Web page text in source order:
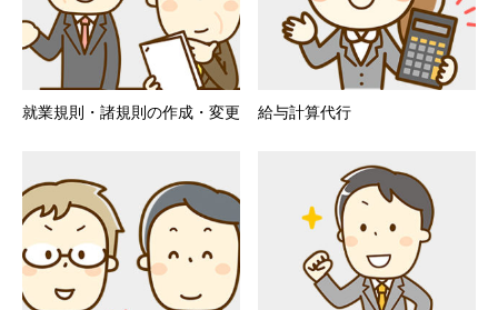
就業規則・諸規則の作成・変更 給与計算代行